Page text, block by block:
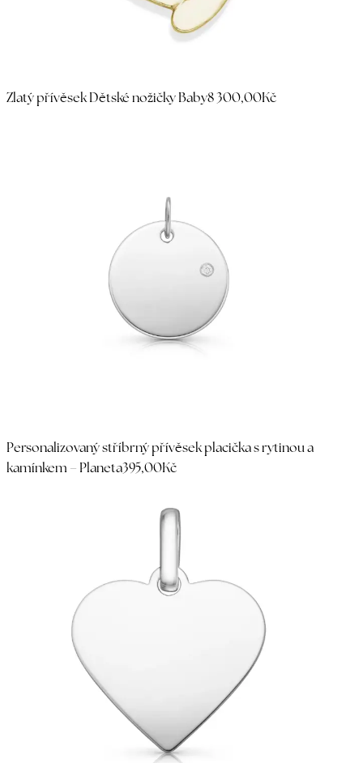
Zlatý přívěsek Dětské nožičky Baby8 300,00Kč
Personalizovaný stříbrný přívěsek placička s rytinou a
kamínkem – Planeta395,00Kč